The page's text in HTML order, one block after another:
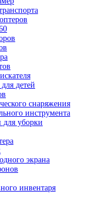
детей
снаряжения
инструмента
для уборки
экрана
инвентаря